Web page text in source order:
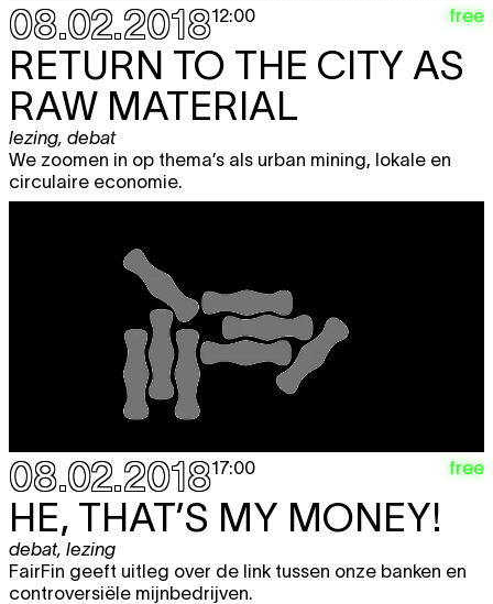
08.02.201812:00 free
RETURN TO THE CITY AS
RAW MATERIAL
lezing, debat
We zoomen in op thema’s als urban mining, lokale en
circulaire economie.
08.02.201817:00 free
HE, THAT’S MY MONEY!
debat, lezing
FairFin geeft uitleg over de link tussen onze banken en
controversiële mijnbedrijven.